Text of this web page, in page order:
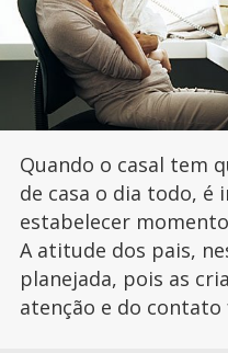
Quando o casal tem
de casa o dia todo,
estabelecer
A atitude dos pais,
planejada, pois as
atenção e do contato